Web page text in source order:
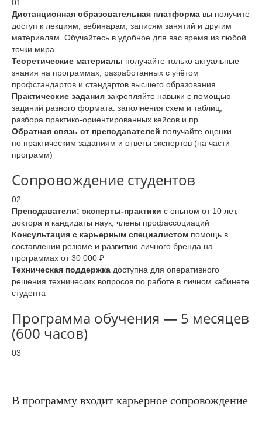
01
Дистанционная образовательная платформа вы получите
доступ к лекциям, вебинарам, записям занятий и другим
материалам. Обучайтесь в удобное для вас время из любой
точки мира
Теоретические материалы получайте только актуальные
знания на программах, разработанных с учётом
профстандартов и стандартов высшего образования
Практические задания закрепляйте навыки с помощью
заданий разного формата: заполнения схем и таблиц,
разбора практико-ориентированных кейсов и пр.
Обратная связь от преподавателей получайте оценки
по практическим заданиям и ответы экспертов (на части
программ)
Сопровождение студентов
02
Преподаватели: эксперты-практики с опытом от 10 лет,
доктора и кандидаты наук, члены профассоциаций
Консультация с карьерным специалистом помощь в
составлении резюме и развитию личного бренда на
программах от 30 000 ₽
Техническая поддержка доступна для оперативного
решения технических вопросов по работе в личном кабинете
студента
Программа обучения — 5 месяцев
(600 часов)
03
В программу входит карьерное сопровождение